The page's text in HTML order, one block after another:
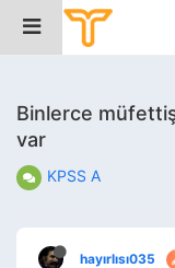
Binlerce
var
KPSS A
hayırlısı035